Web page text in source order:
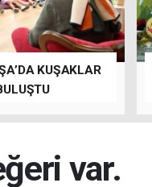
KUŞAKLAR
var.